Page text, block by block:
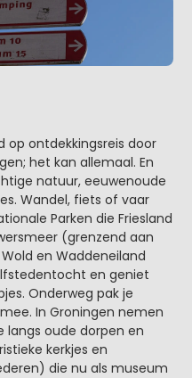
op ontdekkingsreis door
het kan allemaal. En
natuur, eeuwenoude
Wandel, fiets of vaar
Parken die Friesland
(grenzend aan
en Waddeneiland
en geniet
Onderweg pak je
In Groningen nemen
langs oude dorpen en
kerkjes en
die nu als museum